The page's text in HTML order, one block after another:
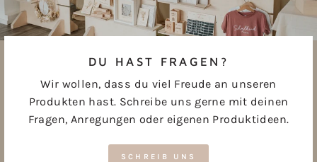
DU HAST FRAGEN?
Wir wollen, dass du viel Freude an unseren
Produkten hast. Schreibe uns gerne mit deinen
Fragen, Anregungen oder eigenen Produktideen.
SCHREIB UNS